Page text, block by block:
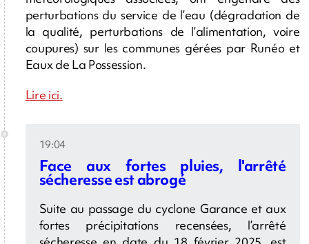
perturbations du service de l’eau (dégradation de
la qualité, perturbations de l’alimentation, voire
coupures) sur les communes gérées par Runéo et
Eaux de La Possession.
Lire ici.
19:04
Face aux fortes pluies, l'arrêté
sécheresse est abrogé
Suite au passage du cyclone Garance et aux
fortes précipitations recensées, l’arrêté